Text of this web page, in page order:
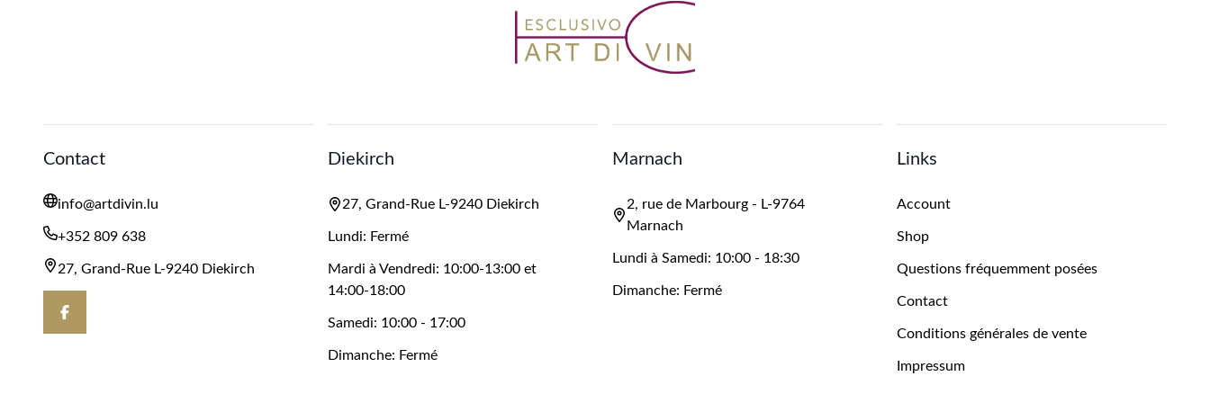
Contact
info@artdivin.lu
+352 809 638
27, Grand-Rue L-9240 Diekirch
Diekirch
27, Grand-Rue L-9240 Diekirch
Lundi: Fermé
Mardi à Vendredi: 10:00-13:00 et
14:00-18:00
Samedi: 10:00 - 17:00
Dimanche: Fermé
Marnach
2, rue de Marbourg - L-9764
Marnach
Lundi à Samedi: 10:00 - 18:30
Dimanche: Fermé
Links
Account
Shop
Questions fréquemment posées
Contact
Conditions générales de vente
Impressum